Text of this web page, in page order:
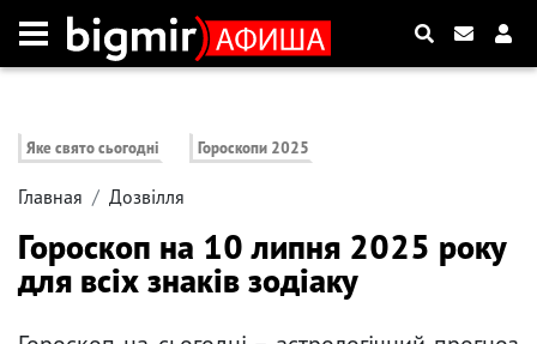
Яке свято сьогодні Гороскопи 2025
Главная Дозвілля
Гороскоп на 10 липня 2025 року
для всіх знаків зодіаку